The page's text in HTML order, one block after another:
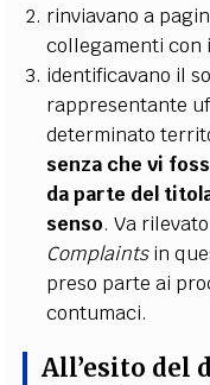
rinviavano a
collegamenti con
identificavano il
rappresentante
determinato
senza che vi
da parte del
senso. Va
Complaintsin
preso parte ai
contumaci.
All’esito del